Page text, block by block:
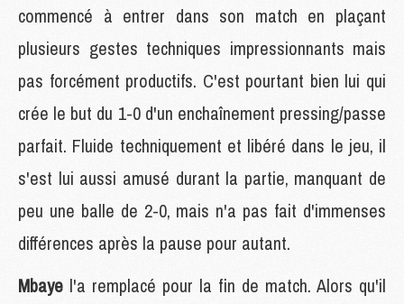
commencé à entrer dans son match en plaçant
plusieurs gestes techniques impressionnants mais
pas forcément productifs. C'est pourtant bien lui qui
crée le but du 1-0 d'un enchaînement pressing/passe
parfait. Fluide techniquement et libéré dans le jeu, il
s'est lui aussi amusé durant la partie, manquant de
peu une balle de 2-0, mais n'a pas fait d'immenses
différences après la pause pour autant.
Mbaye l'a remplacé pour la fin de match. Alors qu'il